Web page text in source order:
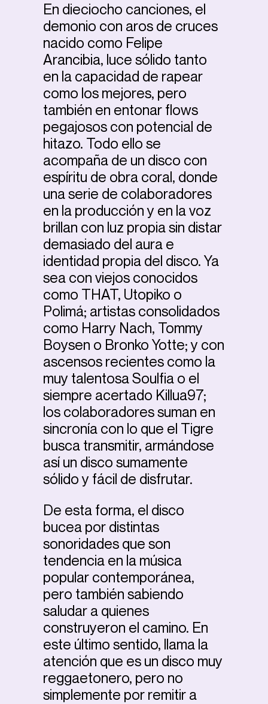
En dieciocho canciones, el
demonio con aros de cruces
nacido como Felipe
Arancibia, luce sólido tanto
en la capacidad de rapear
como los mejores, pero
también en entonar flows
pegajosos con potencial de
hitazo. Todo ello se
acompaña de un disco con
espíritu de obra coral, donde
una serie de colaboradores
en la producción y en la voz
brillan con luz propia sin distar
demasiado del aura e
identidad propia del disco. Ya
sea con viejos conocidos
como THAT, Utopiko o
Polimá; artistas consolidados
como Harry Nach, Tommy
Boysen o Bronko Yotte; y con
ascensos recientes como la
muy talentosa Soulfia o el
siempre acertado Killua97;
los colaboradores suman en
sincronía con lo que el Tigre
busca transmitir, armándose
así un disco sumamente
sólido y fácil de disfrutar.
De esta forma, el disco
bucea por distintas
sonoridades que son
tendencia en la música
popular contemporánea,
pero también sabiendo
saludar a quienes
construyeron el camino. En
este último sentido, llama la
atención que es un disco muy
reggaetonero, pero no
simplemente por remitir a